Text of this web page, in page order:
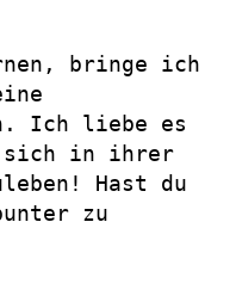
bringe ich
Ich liebe es
sich in ihrer
Hast du
zu